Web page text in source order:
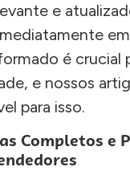
e
é crucial
e nossos
para isso.
Completos e